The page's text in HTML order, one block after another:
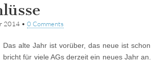
2014 • 0 Comments
Das alte Jahr ist vorüber, das neue ist
bricht für viele AGs derzeit ein neues Jahr